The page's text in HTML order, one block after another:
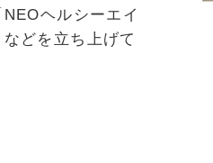
ヘルシーエイ
どを立ち上げて